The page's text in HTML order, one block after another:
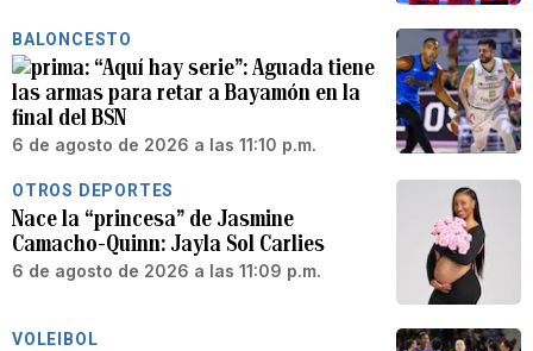
BALONCESTO
“Aquí hay serie”: Aguada tiene
las armas para retar a Bayamón en la
final del BSN
6 de agosto de 2026 a las 11:10 p.m.
OTROS DEPORTES
Nace la “princesa” de Jasmine
Camacho-Quinn: Jayla Sol Carlies
6 de agosto de 2026 a las 11:09 p.m.
VOLEIBOL